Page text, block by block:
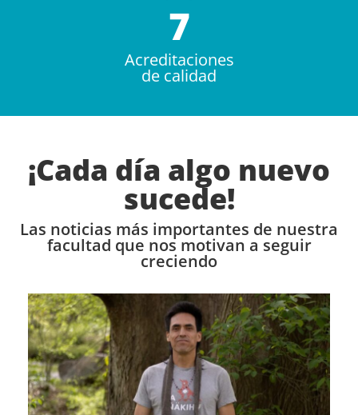
7
Acreditaciones
de calidad
¡Cada día algo nuevo
sucede!
Las noticias más importantes de nuestra
facultad que nos motivan a seguir
creciendo